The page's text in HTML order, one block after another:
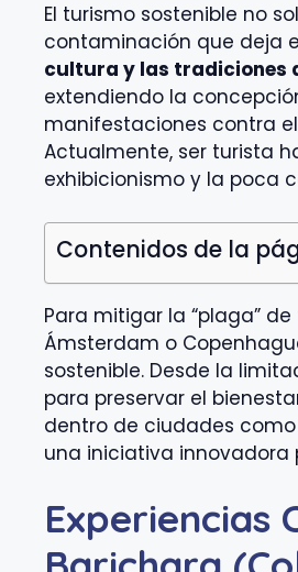
El turismo sostenible no
contaminación que deja
cultura y las tradiciones
extendiendo la
manifestaciones contra
Actualmente, ser turista
exhibicionismo y la poca
Contenidos de la
Para mitigar la “plaga”
Ámsterdam o
sostenible. Desde la
para preservar el
dentro de ciudades
una iniciativa innovadora
Experiencias